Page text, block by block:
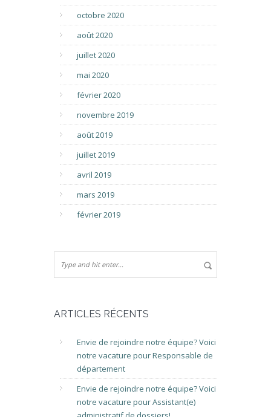
octobre 2020
août 2020
juillet 2020
mai 2020
février 2020
novembre 2019
août 2019
juillet 2019
avril 2019
mars 2019
février 2019
ARTICLES RÉCENTS
Envie de rejoindre notre équipe? Voici
notre vacature pour Responsable de
département
Envie de rejoindre notre équipe? Voici
notre vacature pour Assistant(e)